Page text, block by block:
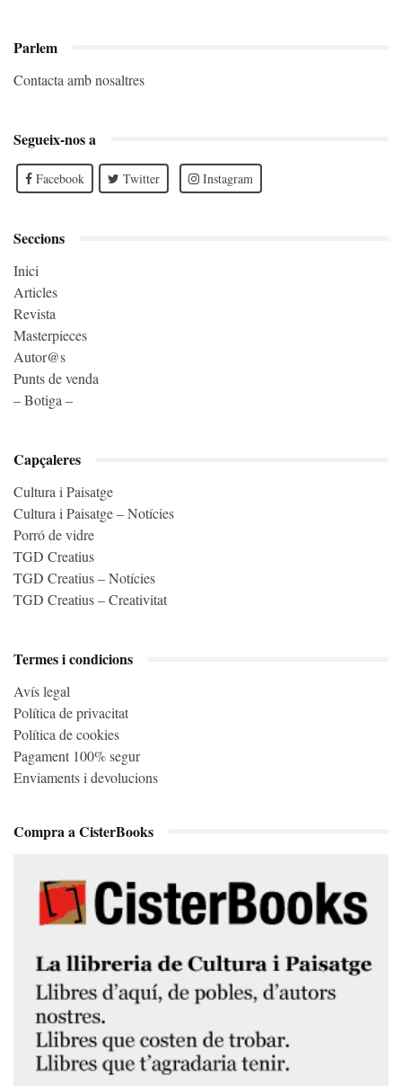
Parlem
Contacta amb nosaltres
Segueix-nos a
Facebook Twitter Instagram
Seccions
Inici
Articles
Revista
Masterpieces
Autor@s
Punts de venda
– Botiga –
Capçaleres
Cultura i Paisatge
Cultura i Paisatge – Notícies
Porró de vidre
TGD Creatius
TGD Creatius – Notícies
TGD Creatius – Creativitat
Termes i condicions
Avís legal
Política de privacitat
Política de cookies
Pagament 100% segur
Enviaments i devolucions
Compra a CisterBooks